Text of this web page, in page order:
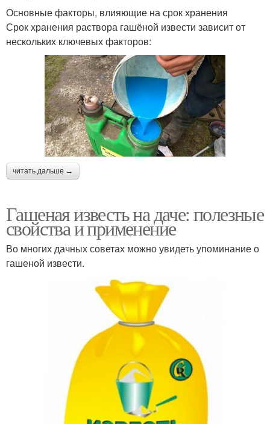
Основные факторы, влияющие на срок хранения
Срок хранения раствора гашёной извести зависит от
нескольких ключевых факторов:
читать дальше →
Гашеная известь на даче: полезные
свойства и применение
Во многих дачных советах можно увидеть упоминание о
гашеной извести.